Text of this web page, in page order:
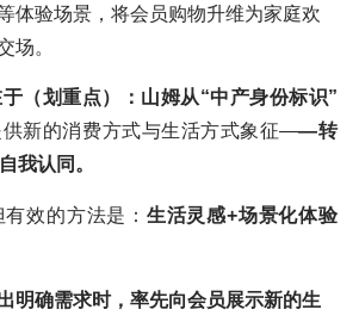
体验场景，将会员购物升维为家庭欢
场。
（划重点）：山姆从“中产身份标识”
新的消费方式与生活方式象征——转
我认同。
效的方法是： 生活灵感+场景化体验
明确需求时，率先向会员展示新的生